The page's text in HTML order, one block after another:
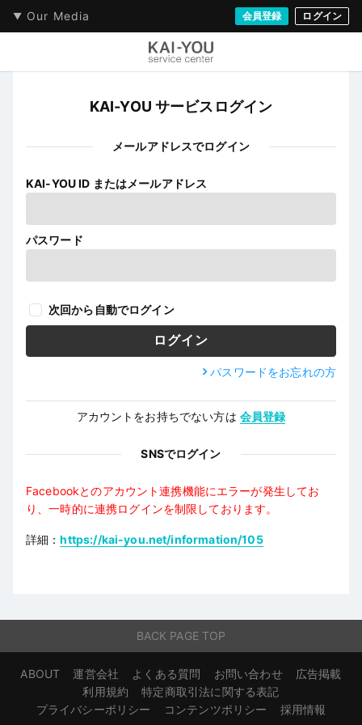
Our Media 会員登録 ログイン
KAI-YOU サービスログイン
メールアドレスでログイン
KAI-YOU ID またはメールアドレス
パスワード
次回から自動でログイン
パスワードをお忘れの方
アカウントをお持ちでない方は 会員登録
SNSでログイン
Facebookとのアカウント連携機能にエラーが発生してお
り、一時的に連携ログインを制限しております。
詳細：https://kai-you.net/information/105
BACK PAGE TOP
ABOUT 運営会社 よくある質問 お問い合わせ
広告掲載
利用規約
特定商取引法に関する表記
プライバシーポリシー
コンテンツポリシー 採用情報